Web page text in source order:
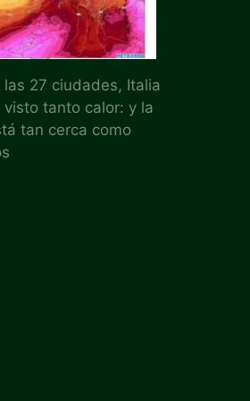
las 27 ciudades, Italia
visto tanto calor: y la
tan cerca como